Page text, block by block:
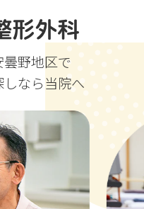
野地区で
なら当院へ